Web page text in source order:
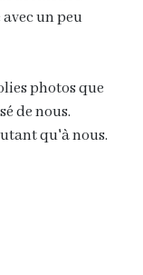
un peu
photos que
de nous.
qu'à nous.